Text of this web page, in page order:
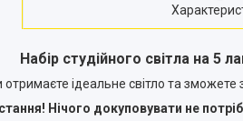
Набір студійного світла на 5
отримаєте ідеальне світло та зможете
Нічого докуповувати не